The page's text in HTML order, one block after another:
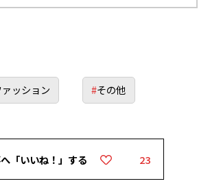
ッション #その他
「いいね！」する 23